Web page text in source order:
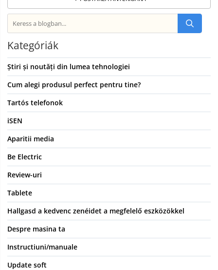
Kategóriák
Știri și noutăți din lumea tehnologiei
Cum alegi produsul perfect pentru tine?
Tartós telefonok
iSEN
Aparitii media
Be Electric
Review-uri
Tablete
Hallgasd a kedvenc zenéidet a megfelelő eszközökkel
Despre masina ta
Instructiuni/manuale
Update soft